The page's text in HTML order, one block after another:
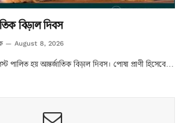
বিড়াল দিবস
August 8, 2026
পালিত হয় আন্তর্জাতিক বিড়াল দিবস। পোষা প্রাণী হিসেবে…